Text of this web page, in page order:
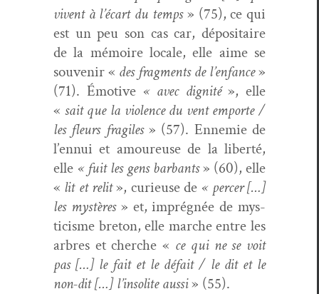
vivent à l’écart du temps» (75), ce qui
est un peu son cas car, déposi­taire
de la mémoire locale, elle aime se
sou­venir « des frag­ments de l’enfance»
(71). Émotive« avec dig­nité», elle
« sait que la vio­lence du vent emporte /
les fleurs frag­iles» (57). Enne­mie de
l’ennui et amoureuse de la lib­erté,
elle « fuit les gens bar­bants» (60), elle
« lit et relit», curieuse de « percer […]
les mys­tères» et, imprégnée de mys­
ti­cisme bre­ton, elle marche entre les
arbres et cherche « ce qui ne se voit
pas […] le fait et le défait / le dit et le
non-dit […] l’insolite aus­si» (55).